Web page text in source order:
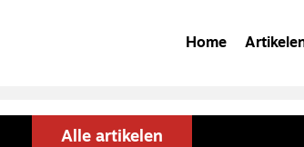
Home
Alle artikelen